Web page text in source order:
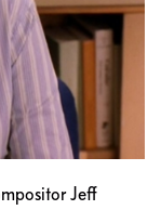
Jeff